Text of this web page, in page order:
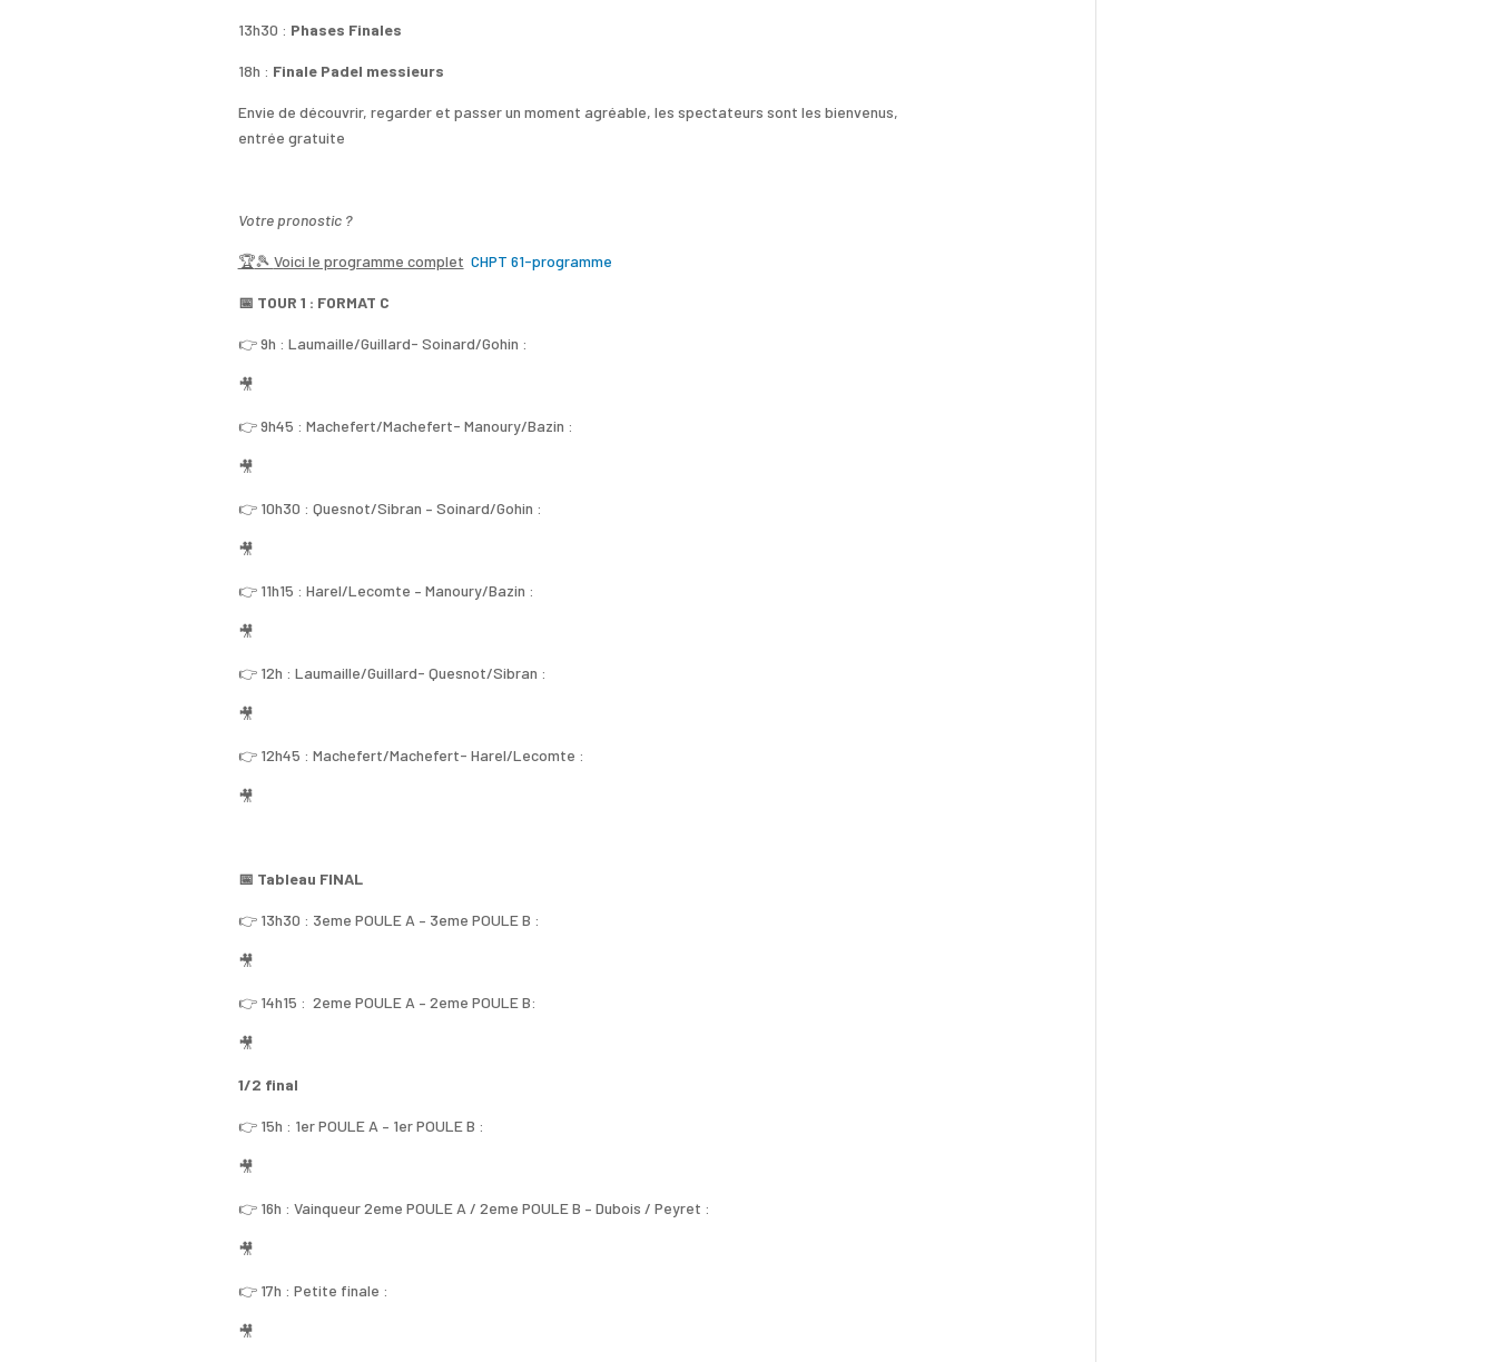
13h30 : Phases Finales
18h : Finale Padel messieurs
Envie de découvrir, regarder et passer un moment agréable, les spectateurs sont les bienvenus,
entrée gratuite
Votre pronostic ?
🏆🎾 Voici le programme complet CHPT 61-programme
📅 TOUR 1 : FORMAT C
👉 9h : Laumaille/Guillard- Soinard/Gohin :
🎥
👉 9h45 : Machefert/Machefert- Manoury/Bazin :
🎥
👉 10h30 : Quesnot/Sibran – Soinard/Gohin :
🎥
👉 11h15 : Harel/Lecomte – Manoury/Bazin :
🎥
👉 12h : Laumaille/Guillard- Quesnot/Sibran :
🎥
👉 12h45 : Machefert/Machefert- Harel/Lecomte :
🎥
📅 Tableau FINAL
👉 13h30 : 3eme POULE A – 3eme POULE B :
🎥
👉 14h15 : 2eme POULE A – 2eme POULE B:
🎥
1/2 final
👉 15h : 1er POULE A – 1er POULE B :
🎥
👉 16h : Vainqueur 2eme POULE A / 2eme POULE B – Dubois / Peyret :
🎥
👉 17h : Petite finale :
🎥